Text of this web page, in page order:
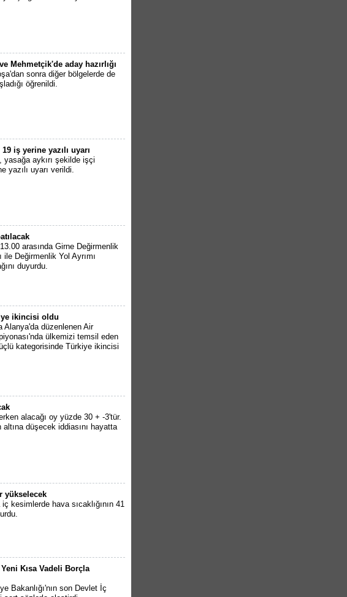
Mehmetçik'de aday hazırlığı
sonra diğer bölgelerde de
öğrenildi.
iş yerine yazılı uyarı
yasağa aykırı şekilde işçi
yazılı uyarı verildi.
arasında Girne Değirmenlik
Değirmenlik Yol Ayrımı
duyurdu.
ikincisi oldu
Alanya'da düzenlenen Air
ülkemizi temsil eden
kategorisinde Türkiye ikincisi
alacağı oy yüzde 30 + -3'tür.
düşecek iddiasını hayatta
yükselecek
kesimlerde hava sıcaklığının 41
Kısa Vadeli Borçla
Bakanlığı'nın son Devlet İç